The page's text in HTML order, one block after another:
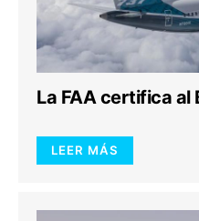
La FAA certifica al
LEER MÁS